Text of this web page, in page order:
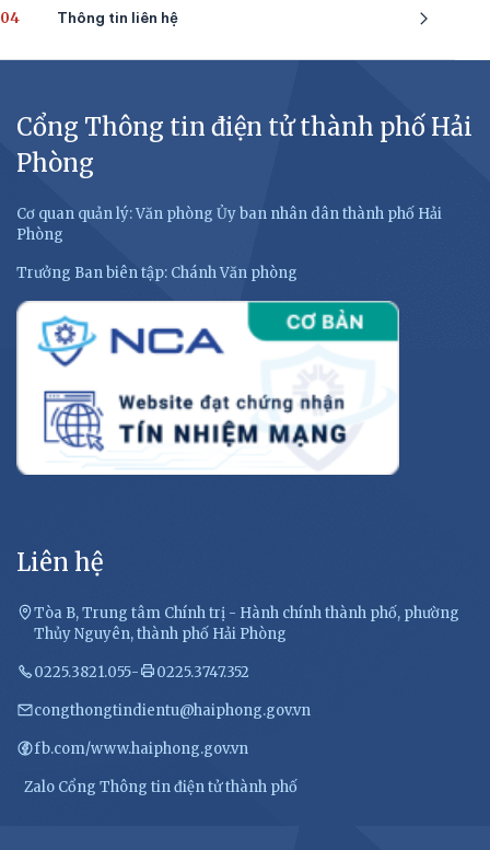
04 Thông tin liên hệ
Cổng Thông tin điện tử thành phố Hải
Phòng
Cơ quan quản lý: Văn phòng Ủy ban nhân dân thành phố Hải
Phòng
Trưởng Ban biên tập: Chánh Văn phòng
Liên hệ
Tòa B, Trung tâm Chính trị - Hành chính thành phố, phường
Thủy Nguyên, thành phố Hải Phòng
0225.3821.055- 0225.3747.352
congthongtindientu@haiphong.gov.vn
fb.com/www.haiphong.gov.vn
Zalo Cổng Thông tin điện tử thành phố